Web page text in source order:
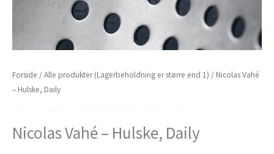
Forside /Alle produkter (Lagerbeholdning er større end 1) / Nicolas Vahé
– Hulske, Daily
Nicolas Vahé – Hulske, Daily